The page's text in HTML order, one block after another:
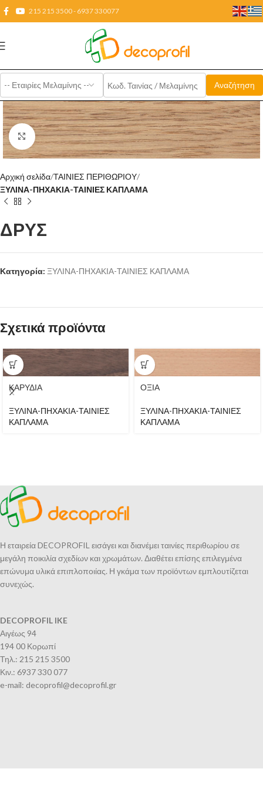
215 215 3500 - 6937 330077
Click to enlarge
Αρχική σελίδα ΤΑΙΝΙΕΣ ΠΕΡΙΘΩΡΙΟΥ
ΞΥΛΙΝΑ-ΠΗΧΑΚΙΑ-ΤΑΙΝΙΕΣ ΚΑΠΛΑΜΑ
ΔΡΥΣ
Κατηγορία: ΞΥΛΙΝΑ-ΠΗΧΑΚΙΑ-ΤΑΙΝΙΕΣ ΚΑΠΛΑΜΑ
Σχετικά προϊόντα
ΚΑΡΥΔΙΑ
ΞΥΛΙΝΑ-ΠΗΧΑΚΙΑ-ΤΑΙΝΙΕΣ
ΚΑΠΛΑΜΑ
ΟΞΙΑ
ΞΥΛΙΝΑ-ΠΗΧΑΚΙΑ-ΤΑΙΝΙΕΣ
ΚΑΠΛΑΜΑ
Η εταιρεία DECOPROFIL εισάγει και διανέμει ταινίες περιθωρίου σε
μεγάλη ποικιλία σχεδίων και χρωμάτων. Διαθέτει επίσης επιλεγμένα
επώνυμα υλικά επιπλοποιίας. Η γκάμα των προϊόντων εμπλουτίζεται
συνεχώς.
DECOPROFIL IKE
Αιγέως 94
194 00 Κορωπί
Τηλ.: 215 215 3500
Κιν.: 6937 330 077
e-mail: decoprofil@decoprofil.gr